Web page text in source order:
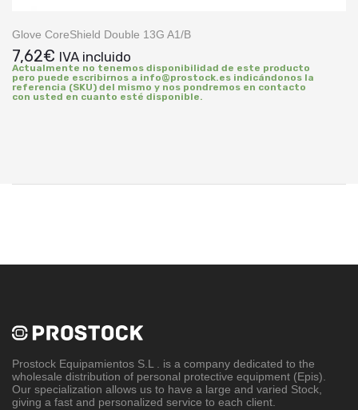
Glove CoreShield Double 13G A1/B
7,62€ IVA incluido
Actualmente no tenemos disponibilidad de este producto
pero puede escribirnos a info@prostock.es indicándonos la
referencia (SKU) del mismo y nos pondremos en contacto
con usted en cuanto esté disponible.
Prostock Equipamientos S.L
. is a company dedicated to the
wholesale distribution of personal protective equipment (Epis).
Our specialization allows us to have a large and varied Stock,
giving a fast and personalized service to each client.